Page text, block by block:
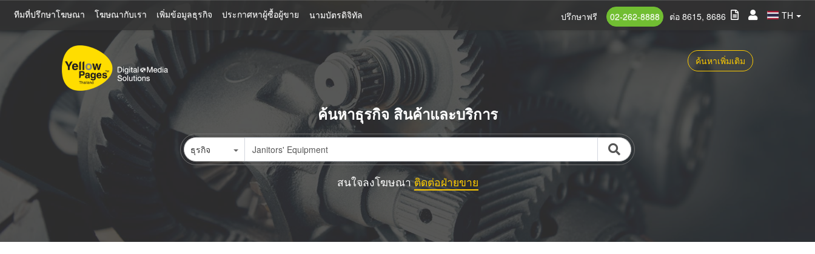
ทีมที่ปรึกษาโฆษณา โฆษณากับเรา เพิ่มข้อมูลธุรกิจ ประกาศหาผู้ซื้อผู้ขาย นามบัตรดิจิทัล TH
ปรึกษาฟรี 02-262-8888 ต่อ 8615, 8686
ค้นหาเพิ่มเติม
ค้นหาธุรกิจ สินค้าและบริการ
ธุรกิจ
สนใจลงโฆษณาติดต่อฝ่ายขาย